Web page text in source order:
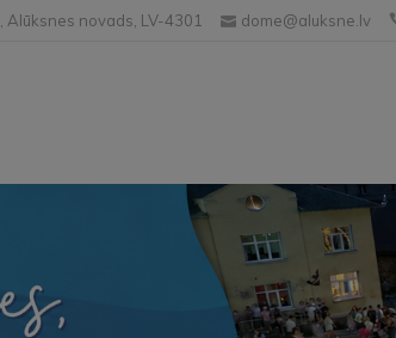
Alūksnes novads, LV-4301 dome@aluksne.lv